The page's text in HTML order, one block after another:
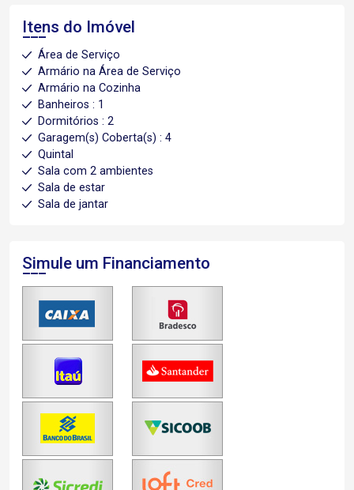
Itens do Imóvel
Área de Serviço
Armário na Área de Serviço
Armário na Cozinha
Banheiros : 1
Dormitórios : 2
Garagem(s) Coberta(s) : 4
Quintal
Sala com 2 ambientes
Sala de estar
Sala de jantar
Simule um Financiamento